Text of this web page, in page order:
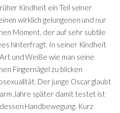
Kindheit ein Teil seiner
wirklich gelungenen und nur
Moment, der auf sehr subtile
hinterfragt. In seiner Kindheit
und Weiße wie man seine
Fingernägel zu blicken
Der junge Oscar glaubt
Jahre später damit testet ist
Handbewegung. Kurz